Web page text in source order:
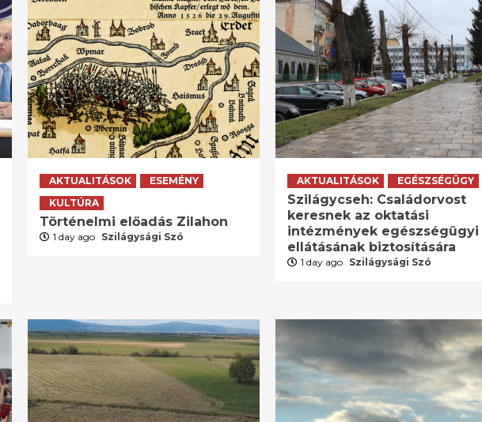
AKTUALITÁSOK
ESEMÉNY
KULTÚRA
Történelmi előadás Zilahon
1 day ago Szilágysági Szó
AKTUALITÁSOK EGÉSZSÉGÜGY
Szilágycseh: Családorvost
keresnek az oktatási
intézmények egészségügyi
ellátásának biztosítására
1 day ago Szilágysági Szó